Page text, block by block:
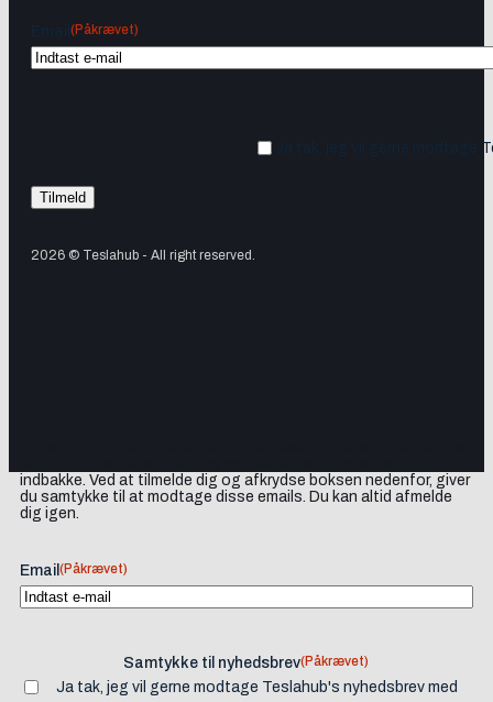
(Påkrævet)
Ja tak, jeg vil gerne modtage
2026 © Teslahub - All right reserved.
indbakke. Ved at tilmelde dig og afkrydse boksen nedenfor, giver
du samtykke til at modtage disse emails. Du kan altid afmelde
dig igen.
Email (Påkrævet)
Samtykke til nyhedsbrev(Påkrævet)
Ja tak, jeg vil gerne modtage Teslahub's nyhedsbrev med